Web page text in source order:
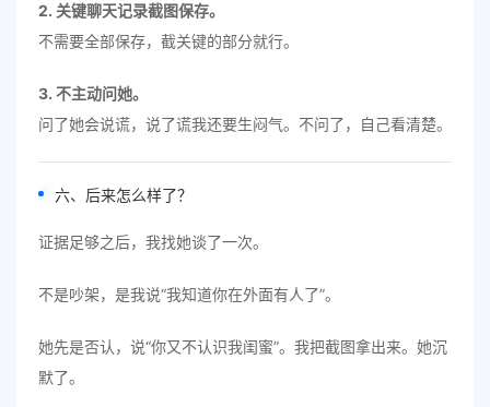
2. 关键聊天记录截图保存。
不需要全部保存，截关键的部分就行。
3. 不主动问她。
问了她会说谎，说了谎我还要生闷气。不问了，自己看清楚。
六、后来怎么样了？
证据足够之后，我找她谈了一次。
不是吵架，是我说“我知道你在外面有人了”。
她先是否认，说“你又不认识我闺蜜”。我把截图拿出来。她沉
默了。